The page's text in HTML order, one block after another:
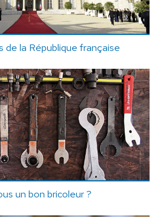
de la République française
un bon bricoleur ?